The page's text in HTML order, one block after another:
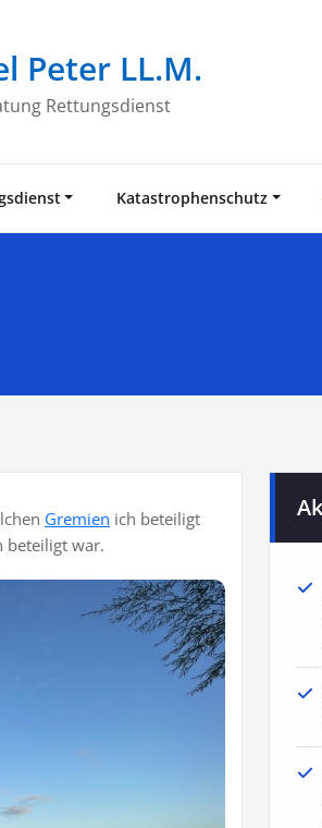
Peter LL.M.
Rettungsdienst
Katastrophenschutz
Gremien ich beteiligt
beteiligt war.